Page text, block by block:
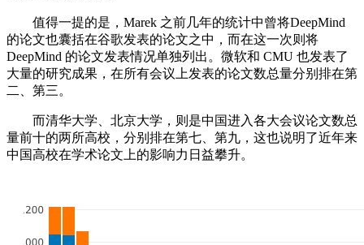
值得一提的是，Marek 之前几年的统计中曾将DeepMind
的论文也囊括在谷歌发表的论文之中，而在这一次则将
DeepMind 的论文发表情况单独列出。微软和 CMU 也发表了
大量的研究成果，在所有会议上发表的论文数总量分别排在第
二、第三。
而清华大学、北京大学，则是中国进入各大会议论文数总
量前十的两所高校，分别排在第七、第九，这也说明了近年来
中国高校在学术论文上的影响力日益攀升。